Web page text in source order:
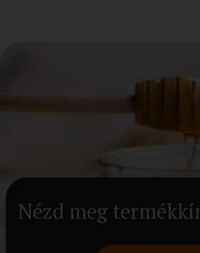
Nézd meg